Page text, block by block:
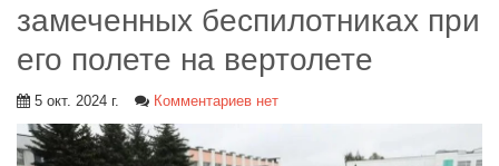
замеченных беспилотниках при
его полете на вертолете
5 окт. 2024 г. Комментариев нет